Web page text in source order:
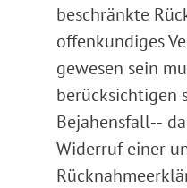
beschränkte
offenkundiges
gewesen sein
berücksichtigen
Bejahensfall‑‑
Widerruf einer